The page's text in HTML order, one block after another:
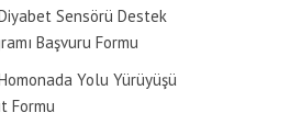
Sensörü Destek
Başvuru Formu
Yolu Yürüyüşü
Formu